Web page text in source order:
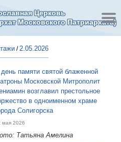
Церковь
Московского Патриархата)
/2.05.2026
памяти святой блаженной
Московской Митрополит
возглавил престольное
в одноименном храме
Солигорска
мая 2026
Татьяна Амелина